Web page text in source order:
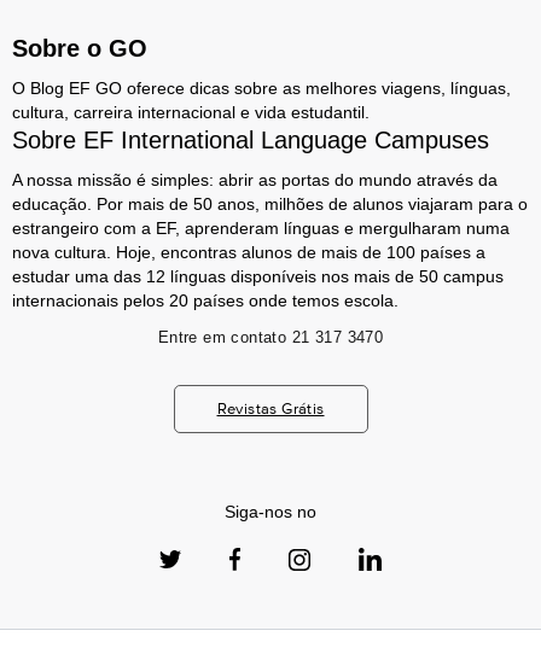
Sobre o GO
O Blog EF GO oferece dicas sobre as melhores viagens, línguas,
cultura, carreira internacional e vida estudantil.
Sobre EF International Language Campuses
A nossa missão é simples: abrir as portas do mundo através da
educação. Por mais de 50 anos, milhões de alunos viajaram para o
estrangeiro com a EF, aprenderam línguas e mergulharam numa
nova cultura. Hoje, encontras alunos de mais de 100 países a
estudar uma das 12 línguas disponíveis nos mais de 50 campus
internacionais pelos 20 países onde temos escola.
Entre em contato 21 317 3470
Revistas Grátis
Siga-nos no